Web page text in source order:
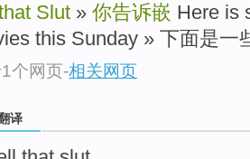
Slut » 你告诉嵌 Here is
this Sunday » 下面是
个网页-相关网页
译